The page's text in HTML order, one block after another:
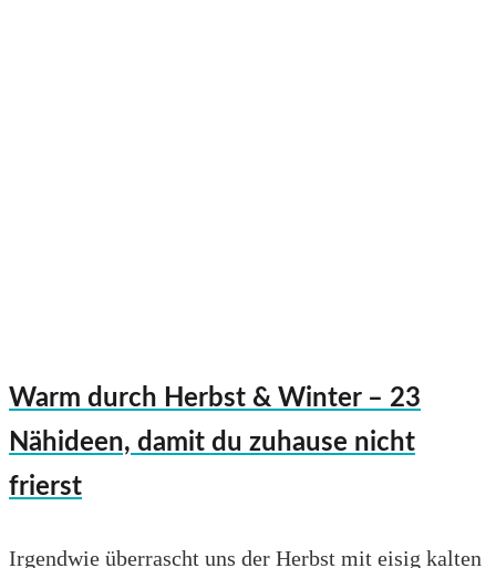
Warm durch Herbst & Winter – 23
Nähideen, damit du zuhause nicht
frierst
Irgendwie überrascht uns der Herbst mit eisig kalten